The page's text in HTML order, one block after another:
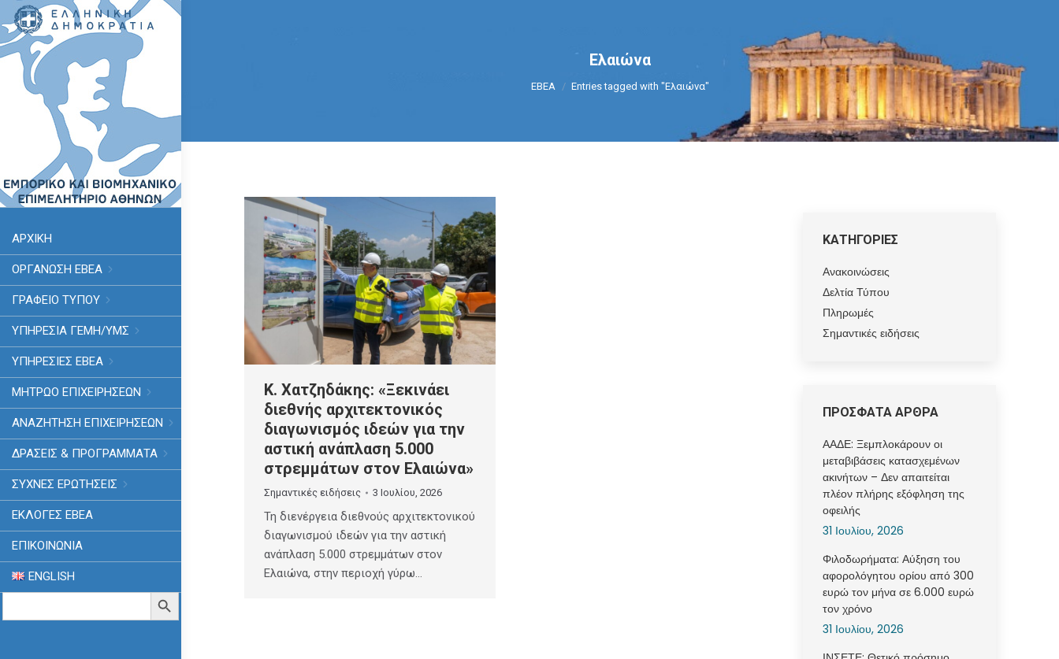
ΑΡΧΙΚΗ
ΟΡΓΑΝΩΣΗ ΕΒΕΑ
ΓΡΑΦΕΙΟ ΤΥΠΟΥ
ΥΠΗΡΕΣΊΑ ΓΕΜΗ/ΥΜΣ
ΥΠΗΡΕΣΙΕΣ ΕΒΕΑ
ΜΗΤΡΩΟ ΕΠΙΧΕΙΡΗΣΕΩΝ
ΑΝΑΖΗΤΗΣΗ ΕΠΙΧΕΙΡΗΣΕΩΝ
ΔΡΑΣΕΙΣ & ΠΡΟΓΡΑΜΜΑΤΑ
ΣΥΧΝΕΣ ΕΡΩΤΗΣΕΙΣ
ΕΚΛΟΓΈΣ ΕΒΕΑ
ΕΠΙΚΟΙΝΩΝΙΑ
ENGLISH
Search
Search Button
Ελαιώνα
You are here:
ΕΒΕΑ Entries tagged with "Ελαιώνα"
Κ. Χατζηδάκης: «Ξεκινάει
διεθνής αρχιτεκτονικός
διαγωνισμός ιδεών για την
αστική ανάπλαση 5.000
στρεμμάτων στον Ελαιώνα»
Σημαντικές ειδήσεις 3 Ιουλίου, 2026
Τη διενέργεια διεθνούς αρχιτεκτονικού
διαγωνισμού ιδεών για την αστική
ανάπλαση 5.000 στρεμμάτων στον
Ελαιώνα, στην περιοχή γύρω…
ΚΑΤΗΓΟΡΙΕΣ
Ανακοινώσεις
Δελτία Τύπου
Πληρωμές
Σημαντικές ειδήσεις
ΠΡΟΣΦΑΤΑ ΑΡΘΡΑ
ΑΑΔΕ: Ξεμπλοκάρουν οι
μεταβιβάσεις κατασχεμένων
ακινήτων – Δεν απαιτείται
πλέον πλήρης εξόφληση της
οφειλής
31 Ιουλίου, 2026
Φιλοδωρήματα: Αύξηση του
αφορολόγητου ορίου από 300
ευρώ τον μήνα σε 6.000 ευρώ
τον χρόνο
31 Ιουλίου, 2026